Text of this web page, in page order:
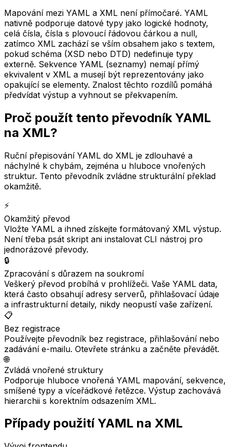
Mapování mezi YAML a XML není přímočaré. YAML
nativně podporuje datové typy jako logické hodnoty,
celá čísla, čísla s plovoucí řádovou čárkou a null,
zatímco XML zachází se vším obsahem jako s textem,
pokud schéma (XSD nebo DTD) nedefinuje typy
externě. Sekvence YAML (seznamy) nemají přímý
ekvivalent v XML a musejí být reprezentovány jako
opakující se elementy. Znalost těchto rozdílů pomáhá
předvídat výstup a vyhnout se překvapením.
Proč použít tento převodník YAML
na XML?
Ruční přepisování YAML do XML je zdlouhavé a
náchylné k chybám, zejména u hluboce vnořených
struktur. Tento převodník zvládne strukturální překlad
okamžitě.
⚡
Okamžitý převod
Vložte YAML a ihned získejte formátovaný XML výstup.
Není třeba psát skript ani instalovat CLI nástroj pro
jednorázové převody.
🔒
Zpracování s důrazem na soukromí
Veškerý převod probíhá v prohlížeči. Vaše YAML data,
která často obsahují adresy serverů, přihlašovací údaje
a infrastrukturní detaily, nikdy neopustí vaše zařízení.
📋
Bez registrace
Používejte převodník bez registrace, přihlašování nebo
zadávání e-mailu. Otevřete stránku a začněte převádět.
🌐
Zvládá vnořené struktury
Podporuje hluboce vnořená YAML mapování, sekvence,
smíšené typy a víceřádkové řetězce. Výstup zachovává
hierarchii s korektním odsazením XML.
Případy použití YAML na XML